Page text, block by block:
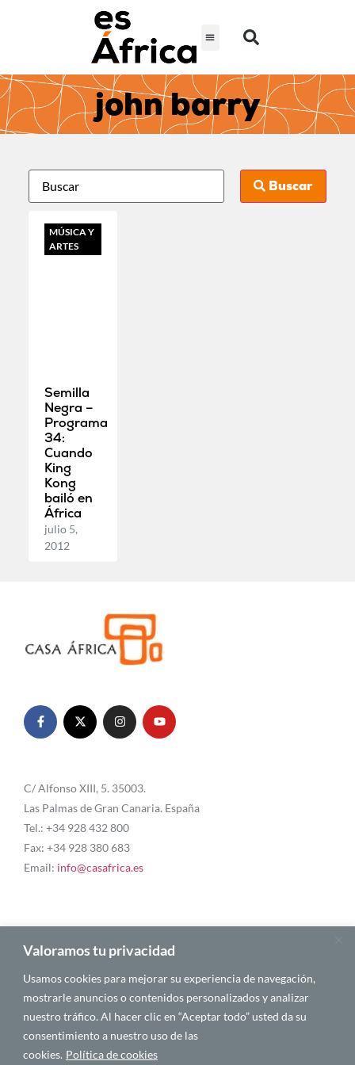
Valoramos tu privacidad
Usamos cookies para mejorar su experiencia de navegación,
mostrarle anuncios o contenidos personalizados y analizar
nuestro tráfico. Al hacer clic en “Aceptar todo” usted da su
consentimiento a nuestro uso de las
cookies. Política de cookies
john barry
Buscar
MÚSICA Y
ARTES
Semilla
Negra –
Programa
34:
Cuando
King
Kong
bailó en
África
julio 5,
2012
C/ Alfonso XIII, 5. 35003.
Las Palmas de Gran Canaria. España
Tel.: +34 928 432 800
Fax: +34 928 380 683
Email: info@casafrica.es
Blog
Quiénes somos
Autores
Español